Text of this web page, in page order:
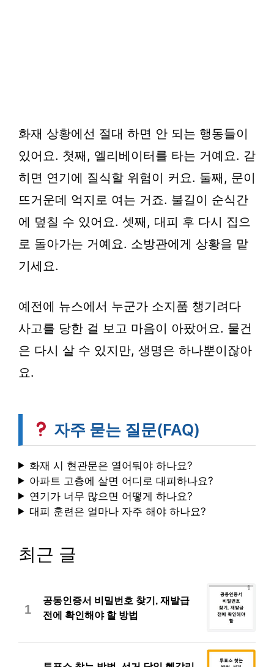
화재 상황에선 절대 하면 안 되는 행동들이
있어요. 첫째, 엘리베이터를 타는 거예요. 갇
히면 연기에 질식할 위험이 커요. 둘째, 문이
뜨거운데 억지로 여는 거죠. 불길이 순식간
에 덮칠 수 있어요. 셋째, 대피 후 다시 집으
로 돌아가는 거예요. 소방관에게 상황을 맡
기세요.
예전에 뉴스에서 누군가 소지품 챙기려다
사고를 당한 걸 보고 마음이 아팠어요. 물건
은 다시 살 수 있지만, 생명은 하나뿐이잖아
요.
자주 묻는 질문(FAQ)
화재 시 현관문은 열어둬야 하나요?
아파트 고층에 살면 어디로 대피하나요?
연기가 너무 많으면 어떻게 하나요?
대피 훈련은 얼마나 자주 해야 하나요?
최근 글
1
공동인증서 비밀번호 찾기, 재발급
전에 확인해야 할 방법